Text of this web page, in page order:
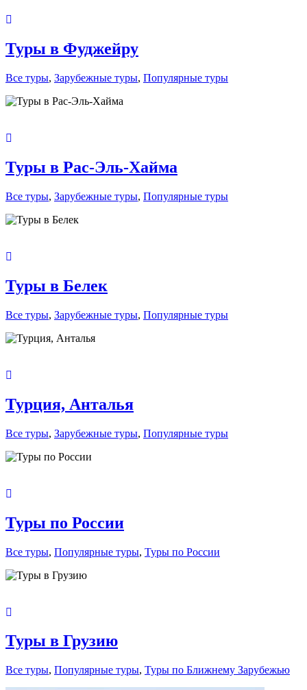
Туры в Фуджейру
Все туры, Зарубежные туры, Популярные туры
Туры в Рас-Эль-Хайма
Все туры, Зарубежные туры, Популярные туры
Туры в Белек
Все туры, Зарубежные туры, Популярные туры
Турция, Анталья
Все туры, Зарубежные туры, Популярные туры
Туры по России
Все туры, Популярные туры, Туры по России
Туры в Грузию
Все туры, Популярные туры, Туры по Ближнему Зарубежью